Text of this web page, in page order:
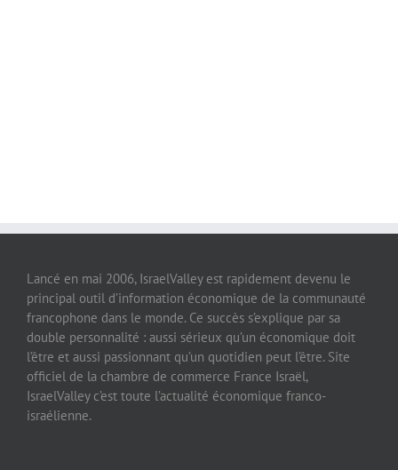
Lancé en mai 2006, IsraelValley est rapidement devenu le
principal outil d’information économique de la communauté
francophone dans le monde. Ce succès s’explique par sa
double personnalité : aussi sérieux qu’un économique doit
l’être et aussi passionnant qu’un quotidien peut l’être. Site
officiel de la chambre de commerce France Israël,
IsraelValley c’est toute l’actualité économique franco-
israélienne.